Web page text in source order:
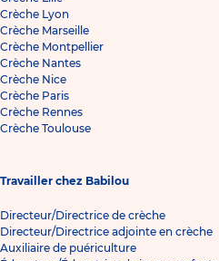
Crèche Lyon
Crèche Marseille
Crèche Montpellier
Crèche Nantes
Crèche Nice
Crèche Paris
Crèche Rennes
Crèche Toulouse
Travailler chez Babilou
Directeur/Directrice de crèche
Directeur/Directrice adjointe en crèche
Auxiliaire de puériculture